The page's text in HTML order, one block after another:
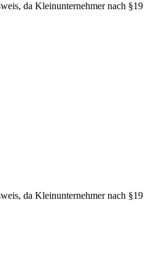
da Kleinunternehmer nach §19
da Kleinunternehmer nach §19